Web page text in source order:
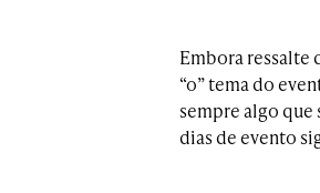
Embora ressalte
“o” tema do
sempre algo que
dias de evento